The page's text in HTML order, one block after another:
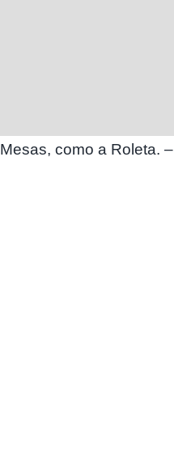
como a Roleta. –